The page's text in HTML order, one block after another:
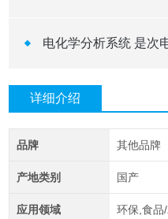
电化学分析系统 是次
详细介绍
品牌 其他品牌
产地类别 国产
应用领域 环保,食品